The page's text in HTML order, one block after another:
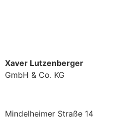
Xaver Lutzenberger
GmbH & Co. KG
Mindelheimer Straße 14